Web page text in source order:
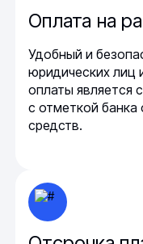
Оплата на
Удобный и
юридических
оплаты является
с отметкой
средств.